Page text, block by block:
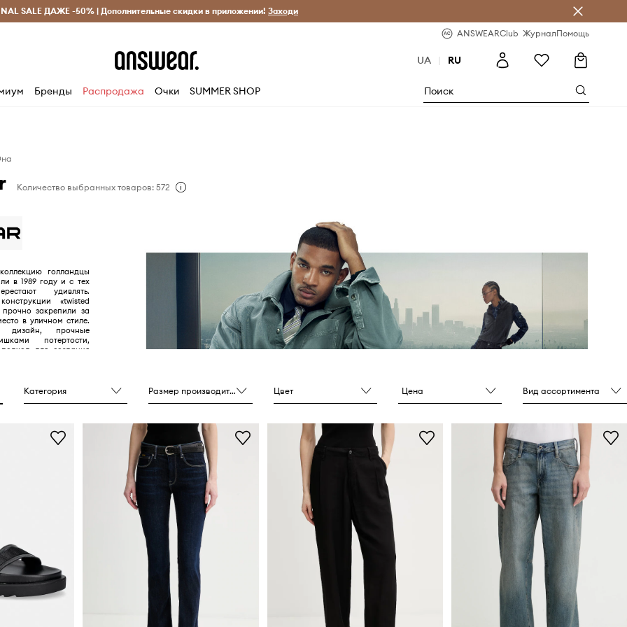
Исключительно оригинальные товары Экономь с Answear Club
SALE ДАЖЕ -50% | Дополнительные скидки в приложении! Заходи
ANSWEARClub ЖурналПомощь
UA | RU
Бренды Распродажа Очки SUMMER SHOP
Количество выбранных товаров: 572
голландцы
в 1989 году и с тех
удивлять.
«twisted
закрепили за
в уличном стиле.
дизайн, прочные
потертости,
подход для создания
Категория Размер производителя Цвет Цена Вид ассортимента